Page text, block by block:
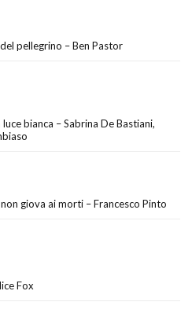
pellegrino – Ben Pastor
bianca – Sabrina De Bastiani,
non giova ai morti – Francesco Pinto
Fox